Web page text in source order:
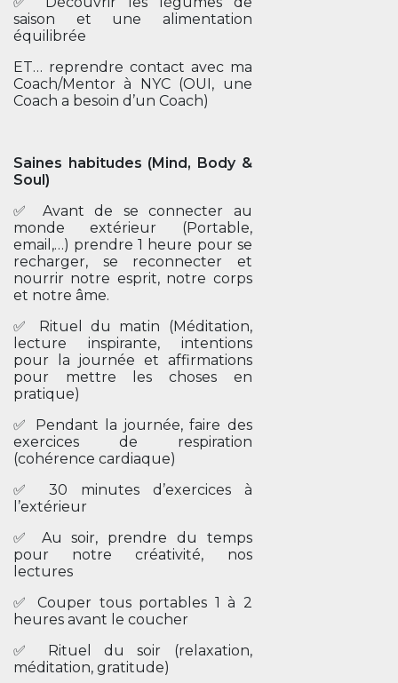
saison et une alimentation
équilibrée
ET… reprendre contact avec ma
Coach/Mentor à NYC (OUI, une
Coach a besoin d’un Coach)
Saines habitudes (Mind, Body &
Soul)
✅ Avant de se connecter au
monde extérieur (Portable,
email,…) prendre 1 heure pour se
recharger, se reconnecter et
nourrir notre esprit, notre corps
et notre âme.
✅ Rituel du matin (Méditation,
lecture inspirante, intentions
pour la journée et affirmations
pour mettre les choses en
pratique)
✅ Pendant la journée, faire des
exercices de respiration
(cohérence cardiaque)
✅ 30 minutes d’exercices à
l’extérieur
✅ Au soir, prendre du temps
pour notre créativité, nos
lectures
✅ Couper tous portables 1 à 2
heures avant le coucher
✅ Rituel du soir (relaxation,
méditation, gratitude)